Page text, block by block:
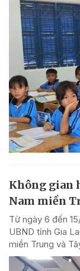
Không gian
Nam miền
Từ ngày 6 đến
UBND tỉnh Gia
miền Trung và